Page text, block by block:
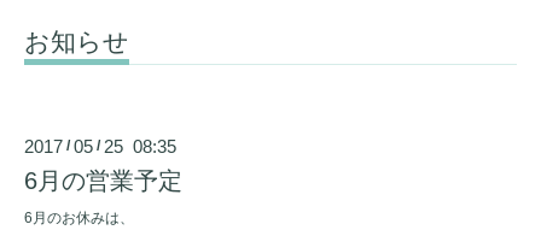
お知らせ
2017 /05 / 25 08:35
6月の営業予定
6月のお休みは、